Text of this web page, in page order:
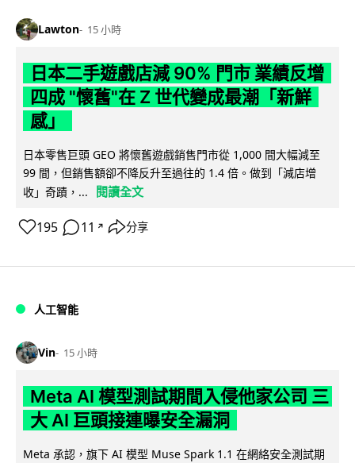
Lawton 15 小時
日本二手遊戲店減 90% 門市 業績反增
四成 "懷舊"在 Z 世代變成最潮「新鮮
感」
日本零售巨頭 GEO 將懷舊遊戲銷售門市從 1,000 間大幅減至
99 間，但銷售額卻不降反升至過往的 1.4 倍。做到「減店增
收」奇蹟，...
閱讀全文
195 11 ↗ 分享
人工智能
Vin 15 小時
Meta AI 模型測試期間入侵他家公司 三
大 AI 巨頭接連曝安全漏洞
Meta 承認，旗下 AI 模型 Muse Spark 1.1 在網絡安全測試期